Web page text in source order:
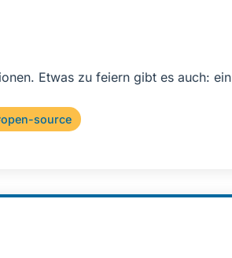
Etwas zu feiern gibt es auch: ein
source